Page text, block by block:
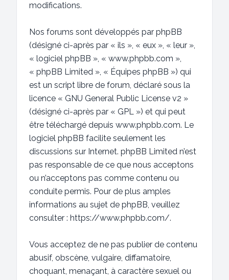
modifications.
Nos forums sont développés par phpBB
(désigné ci-après par « ils », « eux », « leur »,
« logiciel phpBB », « www.phpbb.com »,
« phpBB Limited », « Équipes phpBB ») qui
est un script libre de forum, déclaré sous la
licence « GNU General Public License v2 »
(désigné ci-après par « GPL ») et qui peut
être téléchargé depuis www.phpbb.com. Le
logiciel phpBB facilite seulement les
discussions sur Internet. phpBB Limited n’est
pas responsable de ce que nous acceptons
ou n’acceptons pas comme contenu ou
conduite permis. Pour de plus amples
informations au sujet de phpBB, veuillez
consulter : https://www.phpbb.com/.
Vous acceptez de ne pas publier de contenu
abusif, obscène, vulgaire, diffamatoire,
choquant, menaçant, à caractère sexuel ou